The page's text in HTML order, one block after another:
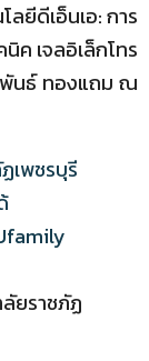
ลยีดีเอ็นเอ: การ
ค เจลอิเล็กโทร
พันธ์ ทองแถม ณ
เพชรบุรี
ยราชภัฏ